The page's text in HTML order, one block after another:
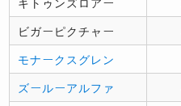
ビガーピクチャー
モナークスグレン
ズールーアルファ